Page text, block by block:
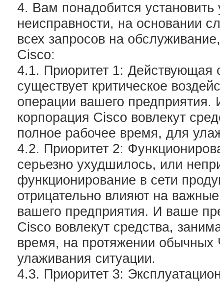
4. Вам понадобится установить
неисправности, на основании
всех запросов на
Cisco:
4.1. Приоритет 1: Действующая
существует критическое
операции вашего
корпорация Cisco вовлекут
полное рабочее время, для
4.2. Приоритет 2:
серьезно ухудшилось, или
функционирование в сети
отрицательно влияют на
вашего предприятия. И ваше
Cisco вовлекут средства,
время, на протяжении обычных
улаживания ситуации.
4.3. Приоритет 3: